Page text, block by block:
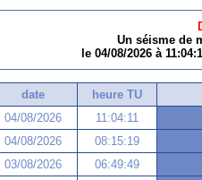
Un séisme de
le 04/08/2026 à
date heure TU
04/08/2026
11:04:11
04/08/2026
08:15:19
03/08/2026
06:49:49